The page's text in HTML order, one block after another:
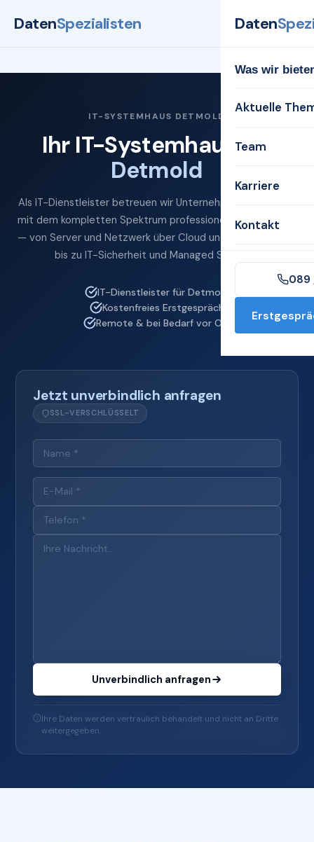
DatenSpezialisten Daten
Was wir
Aktuelle
Team
Karriere
Kontakt
089
IT-SYSTEMHAUS DETMOLD
Ihr IT-Systemhaus für
Detmold
Als IT-Dienstleister betreuen wir Unternehmen in Detmold
mit dem kompletten Spektrum professioneller IT-Services
— von Server und Netzwerk über Cloud und Microsoft 365
bis zu IT-Sicherheit und Managed Services.
IT-Dienstleister für Detmold
Kostenfreies Erstgespräch
Remote & bei Bedarf vor Ort
Jetzt unverbindlich anfragen
SSL-VERSCHLÜSSELT
Unverbindlich anfragen
Ihre Daten werden vertraulich behandelt und nicht an Dritte
weitergegeben.